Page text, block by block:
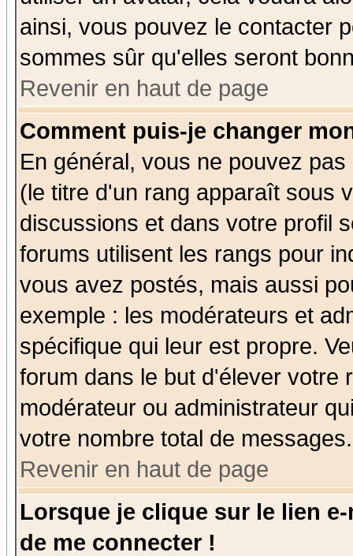
ainsi, vous pouvez le contacter
sommes sûr qu'elles seront
Revenir en haut de page
Comment puis-je changer
En général, vous ne pouvez
(le titre d'un rang apparaît sous
discussions et dans votre profil
forums utilisent les rangs pour
vous avez postés, mais aussi
exemple : les modérateurs et
spécifique qui leur est propre.
forum dans le but d'élever votre
modérateur ou administrateur
votre nombre total de messages.
Revenir en haut de page
Lorsque je clique sur le lien
de me connecter !